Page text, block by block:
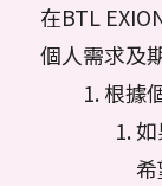
在BTL
個人需求及
根據